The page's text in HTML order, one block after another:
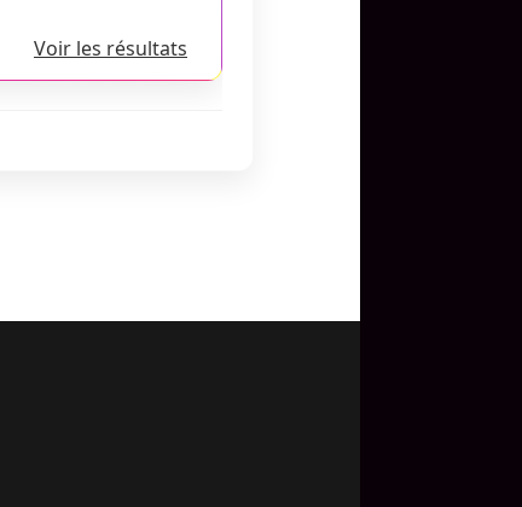
Voir les résultats